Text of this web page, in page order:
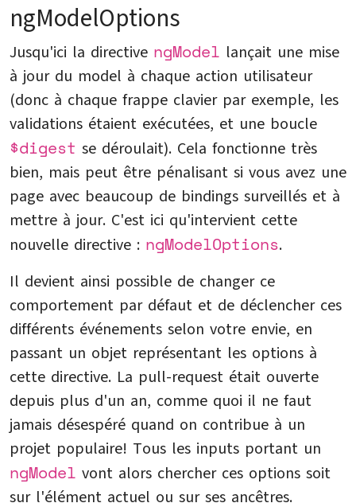
ngModelOptions
Jusqu'ici la directive ngModel lançait une mise
à jour du model à chaque action utilisateur
(donc à chaque frappe clavier par exemple, les
validations étaient exécutées, et une boucle
$digest se déroulait). Cela fonctionne très
bien, mais peut être pénalisant si vous avez une
page avec beaucoup de bindings surveillés et à
mettre à jour. C'est ici qu'intervient cette
nouvelle directive : ngModelOptions.
Il devient ainsi possible de changer ce
comportement par défaut et de déclencher ces
différents événements selon votre envie, en
passant un objet représentant les options à
cette directive. La pull-request était ouverte
depuis plus d'un an, comme quoi il ne faut
jamais désespéré quand on contribue à un
projet populaire! Tous les inputs portant un
ngModel vont alors chercher ces options soit
sur l'élément actuel ou sur ses ancêtres.